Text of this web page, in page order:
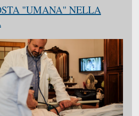
"UMANA" NELLA